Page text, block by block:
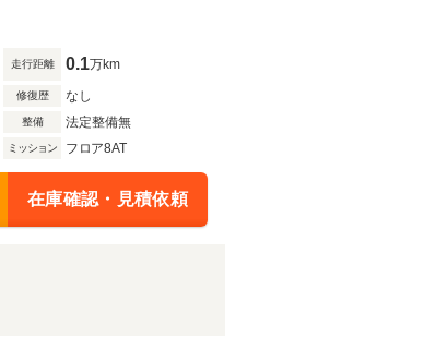
走行距離 0.1万km
修復歴 なし
整備 法定整備無
ミッション フロア8AT
在庫確認・見積依頼